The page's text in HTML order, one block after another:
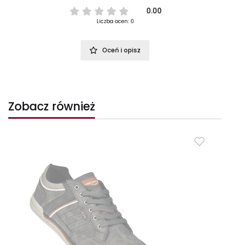
0.00
Liczba ocen: 0
Oceń i opisz
Zobacz również